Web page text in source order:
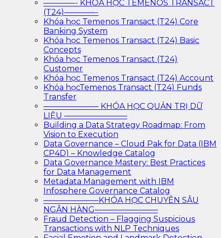
————- KHÓA HỌC TEMENOS TRANSACT
(T24)————-
Khóa học Temenos Transact (T24) Core
Banking System
Khóa học Temenos Transact (T24) Basic
Concepts
Khóa học Temenos Transact (T24)
Customer
Khóa học Temenos Transact (T24) Account
Khóa họcTemenos Transact (T24) Funds
Transfer
——————— KHÓA HỌC QUẢN TRỊ DỮ
LIỆU ————————
Building a Data Strategy Roadmap: From
Vision to Execution
Data Governance – Cloud Pak for Data (IBM
CP4D) – Knowledge Catalog
Data Governance Mastery: Best Practices
for Data Management
Metadata Management with IBM
Infosphere Governance Catalog
———————KHÓA HỌC CHUYÊN SÂU
NGÂN HÀNG————————
Fraud Detection – Flagging Suspicious
Transactions with NLP Techniques